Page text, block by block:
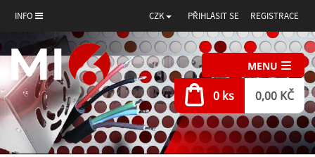
INFO CZK PŘIHLÁSIT SE REGISTRACE
MENU
0 ks 0,00 KČ